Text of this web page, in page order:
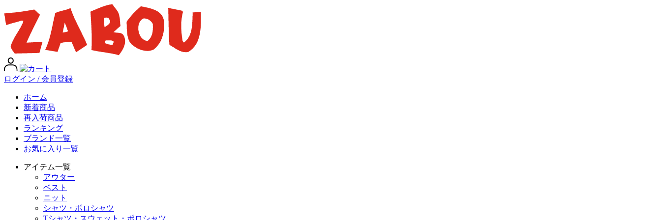
ログイン / 会員登録
ホーム
新着商品
再入荷商品
ランキング
ブランド一覧
お気に入り一覧
アイテム一覧
アウター
ベスト
ニット
シャツ・ポロシャツ
Tシャツ・スウェット・ポロシャツ